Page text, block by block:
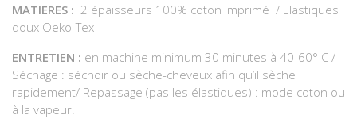
MATIERES : 2 épaisseurs 100% coton imprimé / Elastiques
doux Oeko-Tex
ENTRETIEN : en machine minimum 30 minutes à 40-60° C /
Séchage : séchoir ou sèche-cheveux afin qu’il sèche
rapidement/ Repassage (pas les élastiques) : mode coton ou
à la vapeur.